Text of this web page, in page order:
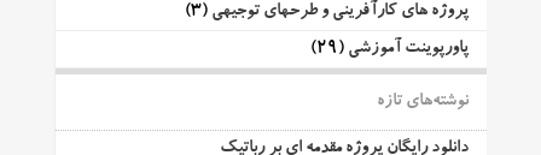
پروژه های کارآفرینی و طرحهای توجیهی (3)
پاورپوینت آموزشی (29)
نوشته‌های تازه
دانلود رایگان پروژه مقدمه ای بر رباتیک